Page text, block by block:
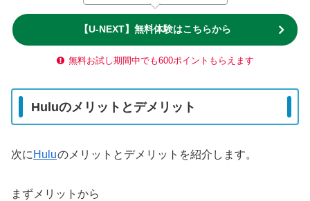
【U-NEXT】無料体験はこちらから
無料お試し期間中でも600ポイントもらえます
Huluのメリットとデメリット
次に Huluのメリットとデメリットを紹介します。
まずメリットから